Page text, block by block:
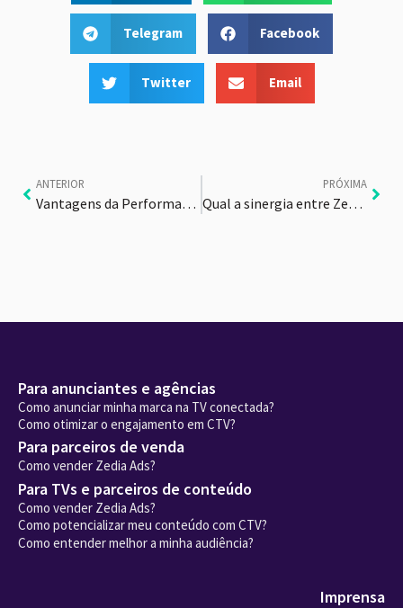
Telegram Facebook
Twitter Email
ANTERIOR
Vantagens da Performance TV na Mensuração de Dados
PRÓXIMA
Qual a sinergia entre Zedia e TV 3.0?
Para anunciantes e agências
Como anunciar minha marca na TV conectada?
Como otimizar o engajamento em CTV?
Para parceiros de venda
Como vender Zedia Ads?
Para TVs e parceiros de conteúdo
Como vender Zedia Ads?
Como potencializar meu conteúdo com CTV?
Como entender melhor a minha audiência?
Imprensa